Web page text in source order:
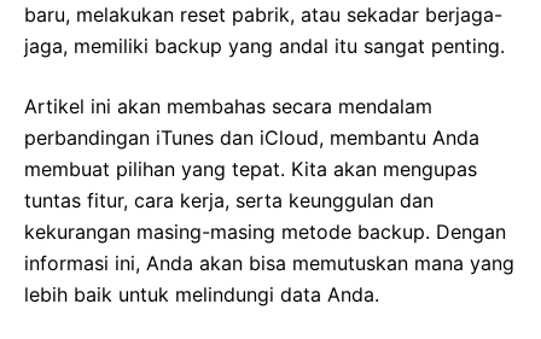
baru, melakukan reset pabrik, atau sekadar berjaga-
jaga, memiliki backup yang andal itu sangat penting.
Artikel ini akan membahas secara mendalam
perbandingan iTunes dan iCloud, membantu Anda
membuat pilihan yang tepat. Kita akan mengupas
tuntas fitur, cara kerja, serta keunggulan dan
kekurangan masing-masing metode backup. Dengan
informasi ini, Anda akan bisa memutuskan mana yang
lebih baik untuk melindungi data Anda.